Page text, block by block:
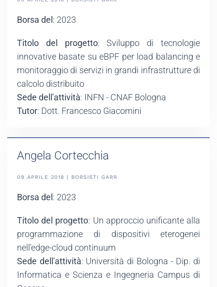
Borsa del : 2023
Titolo del progetto: Sviluppo di tecnologie
innovative basate su eBPF per load balancing e
monitoraggio di servizi in grandi infrastrutture di
calcolo distribuito
Sede dell'attività: INFN - CNAF Bologna
Tutor: Dott. Francesco Giacomini
Angela Cortecchia
09 APRILE 2018 | BORSISTI GARR
Borsa del : 2023
Titolo del progetto: Un approccio unificante alla
programmazione di dispositivi eterogenei
nell'edge-cloud continuum
Sede dell'attività: Università di Bologna - Dip. di
Informatica e Scienza e Ingegneria Campus di